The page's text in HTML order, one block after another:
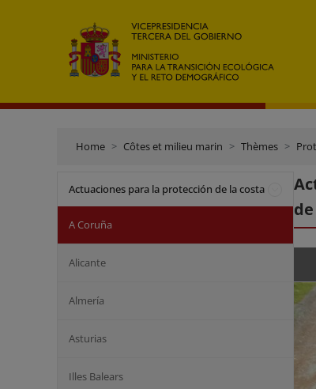
Home Côtes et milieu marin Thèmes
Actuaciones para la protección de la costa
A Coruña
Alicante
Almería
Asturias
Illes Balears